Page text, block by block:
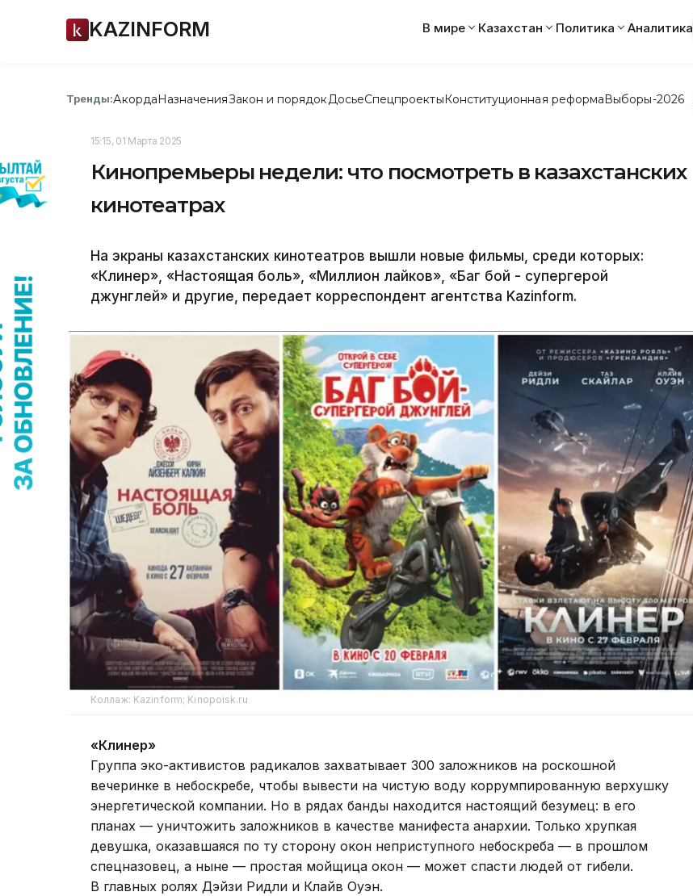
KAZINFORM В мире Казахстан Политика Аналитика
Тренды:АкордаНазначенияЗакон и порядок ДосьеСпецпроектыКонституционная реформаВыборы-2026
15:15, 01 Марта 2025
Кинопремьеры недели: что посмотреть в казахстанских
кинотеатрах
На экраны казахстанских кинотеатров вышли новые фильмы, среди которых:
«Клинер», «Настоящая боль», «Миллион лайков», «Баг бой - супергерой
джунглей» и другие, передает корреспондент агентства Kazinform.
Коллаж: Kazinform; Kinopoisk.ru
«Клинер»
Группа эко-активистов радикалов захватывает 300 заложников на роскошной
вечеринке в небоскребе, чтобы вывести на чистую воду коррумпированную верхушку
энергетической компании. Но в рядах банды находится настоящий безумец: в его
планах — уничтожить заложников в качестве манифеста анархии. Только хрупкая
девушка, оказавшаяся по ту сторону окон неприступного небоскреба — в прошлом
спецназовец, а ныне — простая мойщица окон — может спасти людей от гибели.
В главных ролях Дэйзи Ридли и Клайв Оуэн.